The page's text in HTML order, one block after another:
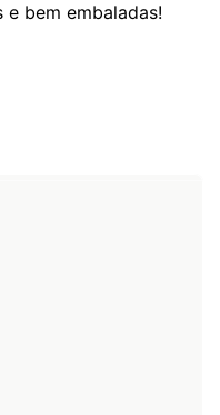
bem embaladas!